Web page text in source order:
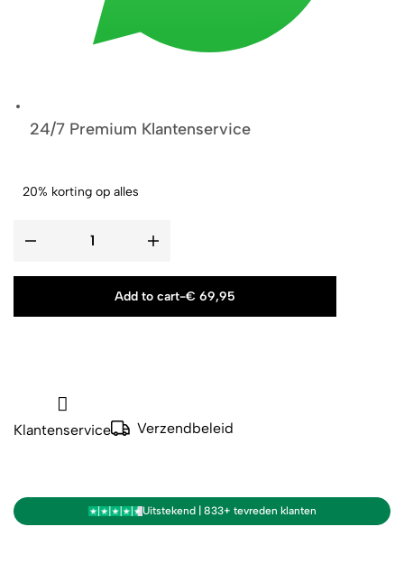
24/7 Premium Klantenservice
20% korting op alles
Add to cart-€ 69,95
Klantenservice Verzendbeleid
Uitstekend | 833+ tevreden klanten